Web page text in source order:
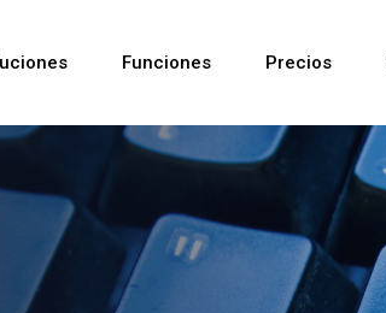
Funciones Precios